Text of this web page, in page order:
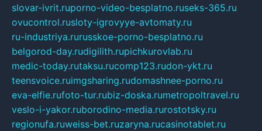
slovar-ivrit.ruporno-video-besplatno.ruseks-365.ru
ovucontrol.rusloty-igrovyye-avtomaty.ru
ru-industriya.rurusskoe-porno-besplatno.ru
belgorod-day.rudigilith.rupichkurovlab.ru
medic-today.rutaksu.rucomp123.rudon-ykt.ru
teensvoice.ruimgsharing.rudomashnee-porno.ru
eva-elfie.rufoto-tur.rubiz-doska.rumetropoltravel.ru
veslo-i-yakor.ruborodino-media.rurostotsky.ru
regionufa.ruweiss-bet.ruzaryna.rucasinotablet.ru